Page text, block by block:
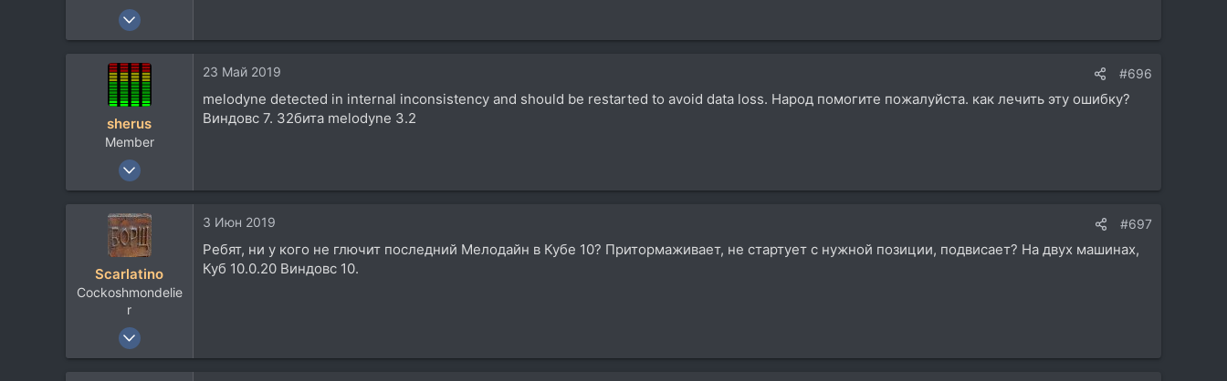
25 Дек 2017
1.924
1.396
Тамбов
sherus
Member
6 Июл 2013
29
23 Май 2019 #696
melodyne detected in internal inconsistency and should be restarted to avoid data loss. Народ помогите пожалуйста. как лечить эту ошибку?
Виндовс 7. 32бита melodyne 3.2
Scarlatino
Cockoshmondelie
r
20 Окт 2006
2.969
3 Июн 2019 #697
Ребят, ни у кого не глючит последний Мелодайн в Кубе 10? Притормаживает, не стартует с нужной позиции, подвисает? На двух машинах,
Куб 10.0.20 Виндовс 10.